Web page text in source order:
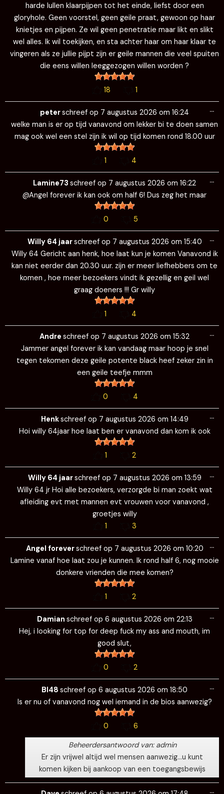
harde lullen klaarpijpen tot het einde, liefst door een
gloryhole. Geen voorstel, geen geile praat, gewoon op haar
knietjes en pijpen. Ze wil geen penetratie maar likt en slikt
wel alles. Ik wil toekijken, en sta achter haar om haar klaar te
vingeren als ze jullie pijpt zijn er geile mannen die veel spuiten
die eens willen leeggezogen willen worden ?
18 1
peterschreef op 7 augustus 2026 om 16:24
welke man is er op tijd vanavond om lekker bi te doen samen
mag ook wel een stel zijn ik wil op tijd komen rond 18.00 uur
1 4
…
Lamine73 schreef op 7 augustus 2026 om 16:22
@Angel forever ik kan ook om half 6! Dus zeg het maar
0 5
…
Willy 64 jaarschreef op 7 augustus 2026 om 15:40
Willy 64 Gericht aan henk, hoe laat kun je komen Vanavond ik
kan niet eerder dan 20.30 uur. zijn er meer liefhebbers om te
komen , hoe meer bezoekers vindt ik gezellig en geil wel
graag doeners !!! Gr willy
1 4
…
Andre schreef op 7 augustus 2026 om 15:32
Jammer angel forever ik kan vandaag maar hoop je snel
tegen tekomen deze geile potente black heef zeker zin in
een geile teefje mmm
0 4
…
Henkschreef op 7 augustus 2026 om 14:49
Hoi willy 64jaar hoe laat ben er vanavond dan kom ik ook
1 2
…
Willy 64 jaarschreef op 7 augustus 2026 om 13:59
Willy 64 jr Hoi alle bezoekers, verzorgde bi man zoekt wat
afleiding evt met mannen evt vrouwen voor vanavond ,
groetjes willy
1
3
…
Angel foreverschreef op 7 augustus 2026 om 10:20
Lamine vanaf hoe laat zou je kunnen. Ik rond half 6, nog mooie
donkere vrienden die mee komen?
1 2
…
Damian schreef op 6 augustus 2026 om 22:13
Hej, i looking for top for deep fuck my ass and mouth, im
good slut,
0 2
…
BI48 schreef op 6 augustus 2026 om 18:50
Is er nu of vanavond nog wel iemand in de bios aanwezig?
0
6
Beheerdersantwoord van: admin
Er zijn vrijwel altijd wel mensen aanwezig…u kunt
komen kijken bij aankoop van een toegangsbewijs
…
…